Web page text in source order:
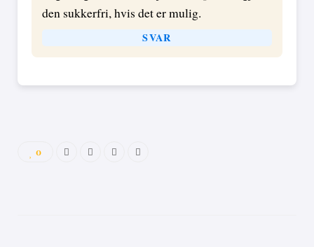
den sukkerfri, hvis det er mulig.
SVAR
0